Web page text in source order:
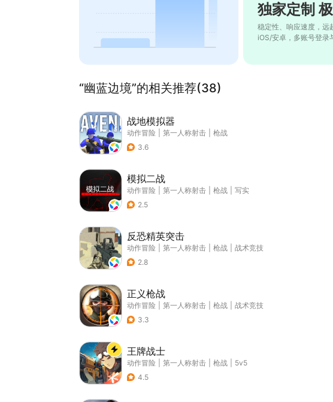
独家定制
稳定性、响应速度，远
iOS/安卓，多账号登录
“幽蓝边境”的相关推荐(38)
战地模拟器
动作冒险 第一人称射击
枪战
3.6
模拟二战
动作冒险 第一人称射击 枪战
写实
2.5
反恐精英突击
动作冒险 第一人称射击 枪战
战术竞技
2.8
正义枪战
动作冒险 第一人称射击 枪战
战术竞技
3.3
王牌战士
动作冒险 第一人称射击 枪战
5v5
4.5